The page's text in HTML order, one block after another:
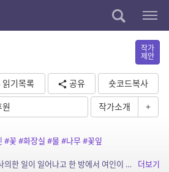
작가
제안
읽기목록 공유
숏코드복사
작가소개 +
#꽃#화장실 #물#나무#꽃잎
소개: 어두운 아파트, 불가사의한 일이 일어나고 한 방에서 여인이 걸어 나온다. 그녀는 집 안의 다른 어딘가로 향한다. 그녀는 누구이며 무슨 일을 한 것인가.
더보기